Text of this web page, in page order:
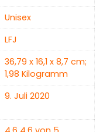
Unisex
‎LFJ
‎36,79 x 16,1 x 8,7 cm;
1,98 Kilogramm
9. Juli 2020